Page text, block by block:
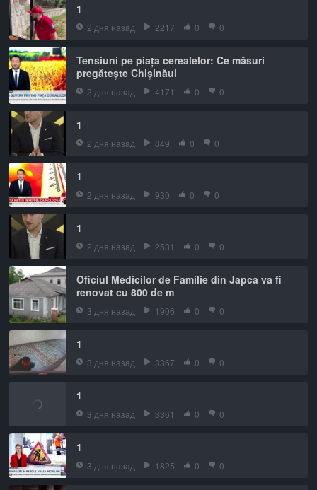
1
2 дня назад 2217 0 0
Tensiuni pe piața cerealelor: Ce măsuri
pregătește Chișinăul
2 дня назад 4171 0 0
1
2 дня назад 849 0 0
1
2 дня назад 930 0 0
1
2 дня назад 2531 0 0
Oficiul Medicilor de Familie din Japca va fi
renovat cu 800 de m
3 дня назад 1906 0 0
1
3 дня назад 3367 0 0
1
3 дня назад 3361 0 0
1
3 дня назад 1825 0 0